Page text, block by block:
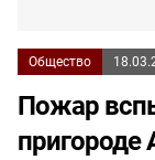
Общество
Пожар
пригороде